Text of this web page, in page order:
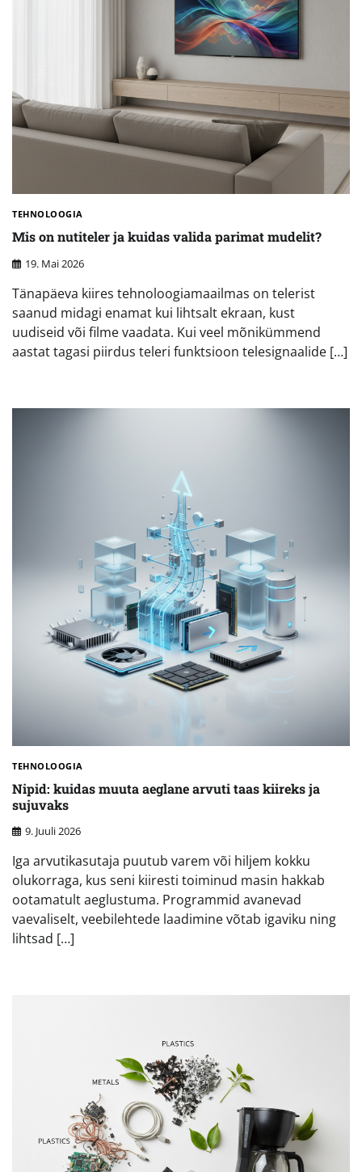
TEHNOLOOGIA
Mis on nutiteler ja kuidas valida parimat mudelit?
19. Mai 2026
Tänapäeva kiires tehnoloogiamaailmas on telerist
saanud midagi enamat kui lihtsalt ekraan, kust
uudiseid või filme vaadata. Kui veel mõnikümmend
aastat tagasi piirdus teleri funktsioon telesignaalide […]
TEHNOLOOGIA
Nipid: kuidas muuta aeglane arvuti taas kiireks ja
sujuvaks
9. Juuli 2026
Iga arvutikasutaja puutub varem või hiljem kokku
olukorraga, kus seni kiiresti toiminud masin hakkab
ootamatult aeglustuma. Programmid avanevad
vaevaliselt, veebilehtede laadimine võtab igaviku ning
lihtsad […]